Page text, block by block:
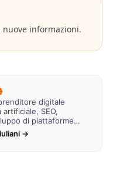
informazioni.
digitale
SEO,
di piattaforme
→